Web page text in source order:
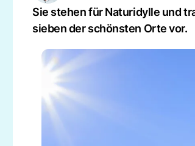
Sie stehen für Naturidylle und
sieben der schönsten Orte vor.